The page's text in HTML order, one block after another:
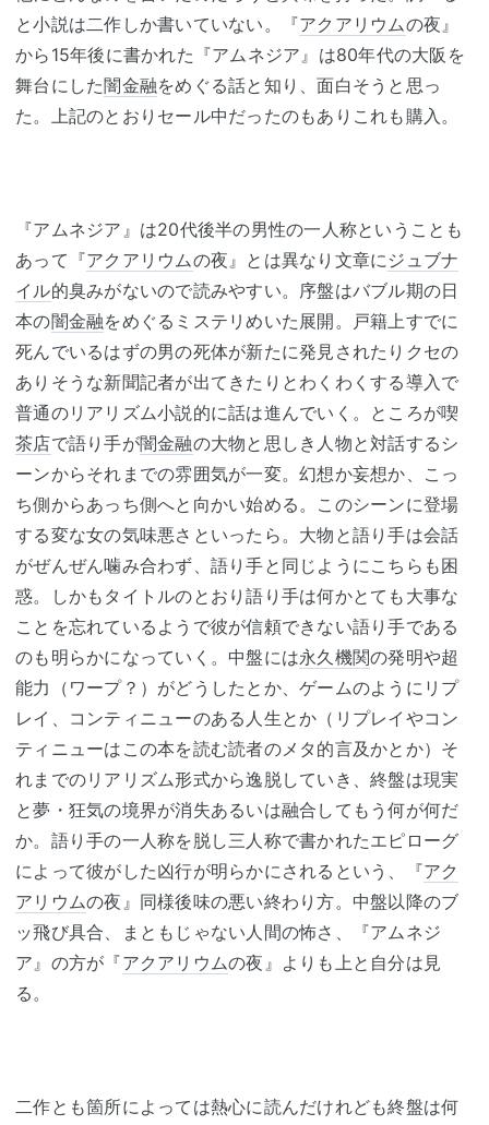
と小説は二作しか書いていない。『アクアリウムの夜』
から15年後に書かれた『アムネジア』は80年代の大阪を
舞台にした闇金融をめぐる話と知り、面白そうと思っ
た。上記のとおりセール中だったのもありこれも購入。
『アムネジア』は20代後半の男性の一人称ということも
あって『アクアリウムの夜』とは異なり文章にジュブナ
イル的臭みがないので読みやすい。序盤はバブル期の日
本の闇金融をめぐるミステリめいた展開。戸籍上すでに
死んでいるはずの男の死体が新たに発見されたりクセの
ありそうな新聞記者が出てきたりとわくわくする導入で
普通のリアリズム小説的に話は進んでいく。ところが喫
茶店で語り手が闇金融の大物と思しき人物と対話するシ
ーンからそれまでの雰囲気が一変。幻想か妄想か、こっ
ち側からあっち側へと向かい始める。このシーンに登場
する変な女の気味悪さといったら。大物と語り手は会話
がぜんぜん噛み合わず、語り手と同じようにこちらも困
惑。しかもタイトルのとおり語り手は何かとても大事な
ことを忘れているようで彼が信頼できない語り手である
のも明らかになっていく。中盤には永久機関の発明や超
能力（ワープ？）がどうしたとか、ゲームのようにリプ
レイ、コンティニューのある人生とか（リプレイやコン
ティニューはこの本を読む読者のメタ的言及かとか）そ
れまでのリアリズム形式から逸脱していき、終盤は現実
と夢・狂気の境界が消失あるいは融合してもう何が何だ
か。語り手の一人称を脱し三人称で書かれたエピローグ
によって彼がした凶行が明らかにされるという、『アク
アリウムの夜』同様後味の悪い終わり方。中盤以降のブ
ッ飛び具合、まともじゃない人間の怖さ、『アムネジ
ア』の方が『アクアリウムの夜』よりも上と自分は見
る。
二作とも箇所によっては熱心に読んだけれども終盤は何